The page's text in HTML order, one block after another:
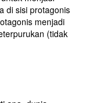
di sisi protagonis
menjadi
(tidak